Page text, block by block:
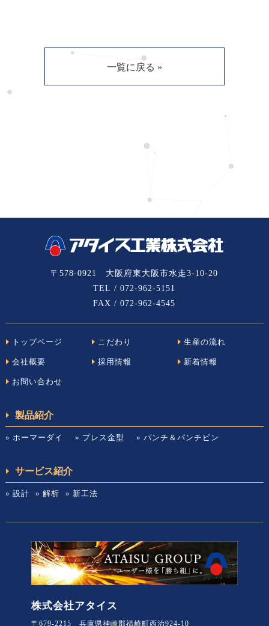
一覧に戻る »
〒578-0921 大阪府東大阪市水走3-10-20
TEL / 072-962-5151
FAX / 072-962-4545
トップページ こだわり 生産の流れ
会社概要 採用情報 新着情報
お問い合わせ
製品紹介
» ホーマーダイ » プレス金型 » パンチ＆パンチピン
サービス紹介
» 設計 » 解析 » 新工法
株式会社アタイス
〒679-2215 兵庫県神崎郡福崎町西治924-10